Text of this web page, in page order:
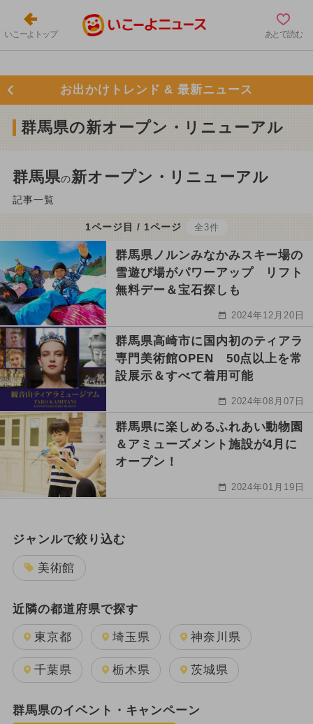
いこーよトップ あとで読む
お出かけトレンド & 最新ニュース
群馬県の新オープン・リニューアル
群馬県の新オープン・リニューアル
記事一覧
1ページ目 / 1ページ 全3件
群馬県ノルンみなかみスキー場の
雪遊び場がパワーアップ リフト
無料デー＆宝石探しも
2024年12月20日
群馬県高崎市に国内初のティアラ
専門美術館OPEN 50点以上を常
設展示＆すべて着用可能
2024年08月07日
群馬県に楽しめるふれあい動物園
＆アミューズメント施設が4月に
オープン！
2024年01月19日
ジャンルで絞り込む
美術館
近隣の都道府県で探す
東京都 埼玉県 神奈川県
千葉県 栃木県 茨城県
群馬県のイベント・キャンペーン